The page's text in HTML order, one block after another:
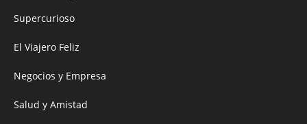
Supercurioso
El Viajero Feliz
Negocios y Empresa
Salud y Amistad